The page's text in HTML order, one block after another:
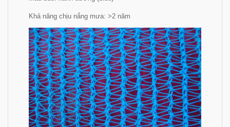
Khả năng chịu nắng mưa: >2 năm